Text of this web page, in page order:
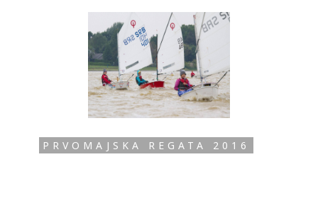
PRVOMAJSKA REGATA 2016